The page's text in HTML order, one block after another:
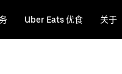
Uber Eats 优食 关于